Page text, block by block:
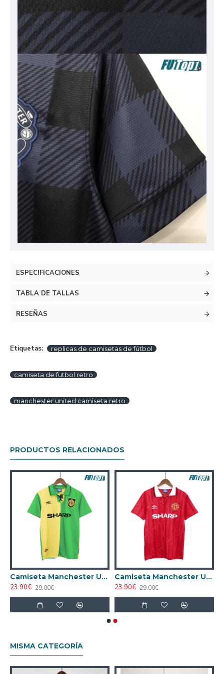
ESPECIFICACIONES
TABLA DE TALLAS
RESEÑAS
Etiquetas: replicas de camisetas de fútbol
camiseta de futbol retro
manchester united camiseta retro
PRODUCTOS RELACIONADOS
Camiseta Manchester United 1992/94 Visitante Retro Verde/Amarillo
23.90€ 29.00€
Camiseta Manchester United 1992/94 Local Retro Rojo
23.90€ 29.00€
MISMA CATEGORÍA